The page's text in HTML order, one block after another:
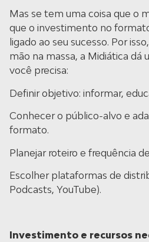
Mas se tem uma coisa que o
que o investimento no
ligado ao seu sucesso. Por
mão na massa, a Midiática dá
você precisa:
Definir objetivo: informar,
Conhecer o público-alvo e
formato.
Planejar roteiro e frequência
Escolher plataformas de
Podcasts, YouTube).
Investimento e recursos